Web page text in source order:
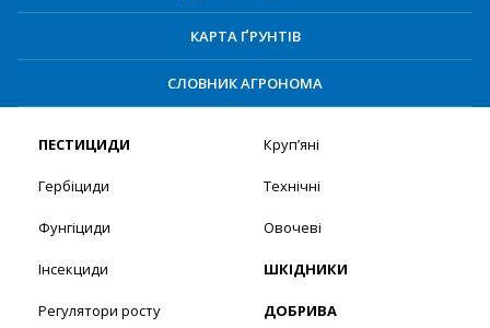
КАРТА ҐРУНТІВ
СЛОВНИК АГРОНОМА
ПЕСТИЦИДИ
Гербіциди
Фунгіциди
Інсекциди
Регулятори росту
Круп’яні
Технічні
Овочеві
ШКІДНИКИ
ДОБРИВА